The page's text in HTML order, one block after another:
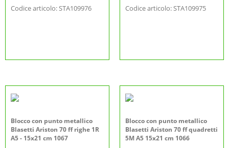
Codice articolo: STA109976 Codice articolo: STA109975
Blocco con punto metallico
Blasetti Ariston 70 ff righe 1R
A5 - 15x21 cm 1067
Blocco con punto metallico
Blasetti Ariston 70 ff quadretti
5M A5 15x21 cm 1066